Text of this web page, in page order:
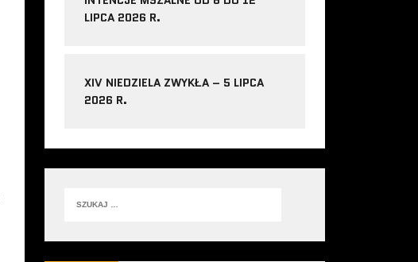
LIPCA 2026 R.
XIV NIEDZIELA ZWYKŁA – 5 LIPCA
2026 R.